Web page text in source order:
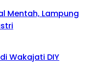
Mentah, Lampung
Wakajati DIY